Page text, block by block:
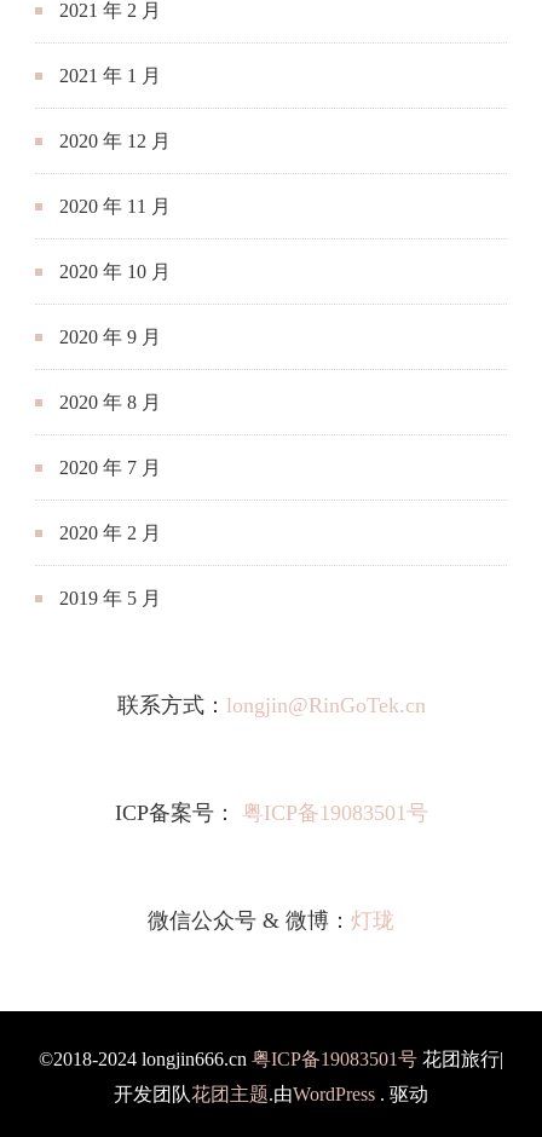
2021 年 2 月
2021 年 1 月
2020 年 12 月
2020 年 11 月
2020 年 10 月
2020 年 9 月
2020 年 8 月
2020 年 7 月
2020 年 2 月
2019 年 5 月
联系方式： longjin@RinGoTek.cn
ICP备案号： 粤ICP备19083501号
微信公众号 & 微博： 灯珑
©2018-2024 longjin666.cn 粤ICP备19083501号 花团旅行|
开发团队花团主题.由WordPress . 驱动